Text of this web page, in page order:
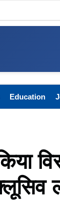
Education